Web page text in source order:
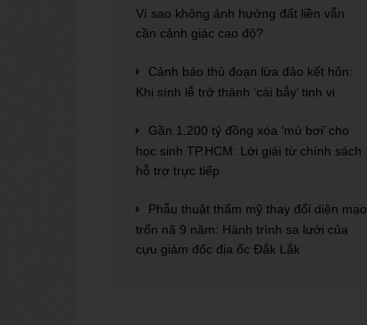
Vì sao không ảnh hưởng đất liền vẫn
cần cảnh giác cao độ?
Cảnh báo thủ đoạn lừa đảo kết hôn:
Khi sính lễ trở thành ‘cái bẫy’ tinh vi
Gần 1.200 tỷ đồng xóa ‘mù bơi’ cho
học sinh TP.HCM: Lời giải từ chính sách
hỗ trợ trực tiếp
Phẫu thuật thẩm mỹ thay đổi diện mạo
trốn nã 9 năm: Hành trình sa lưới của
cựu giám đốc địa ốc Đắk Lắk